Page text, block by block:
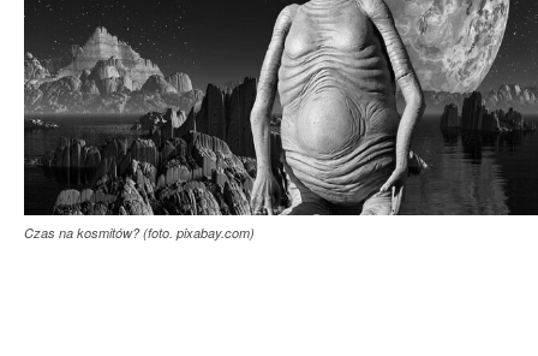
Czas na kosmitów? (foto. pixabay.com)